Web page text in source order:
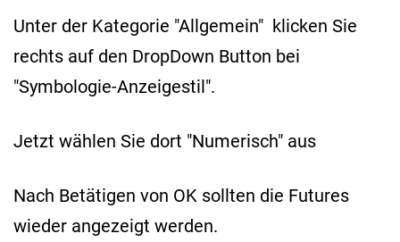
Unter der Kategorie "Allgemein" klicken Sie
rechts auf den DropDown Button bei
"Symbologie-Anzeigestil".
Jetzt wählen Sie dort "Numerisch" aus
Nach Betätigen von OK sollten die Futures
wieder angezeigt werden.